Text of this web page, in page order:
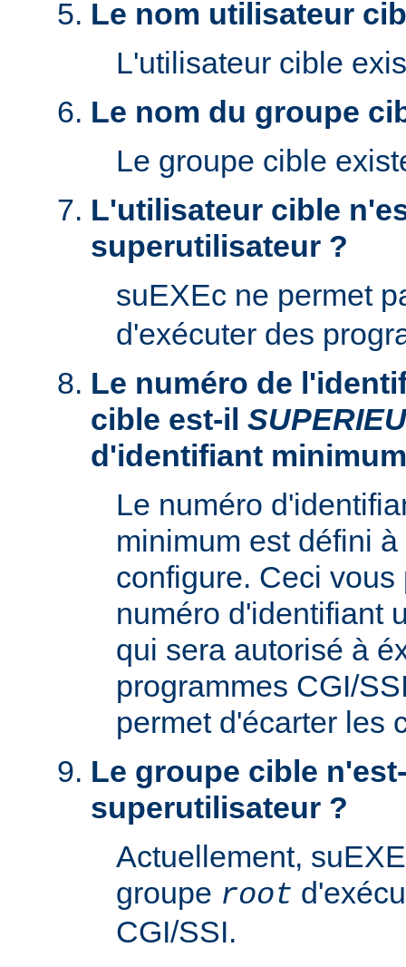
Le nom utilisateur
L'utilisateur cible
Le nom du groupe
Le groupe cible
L'utilisateur cible
superutilisateur ?
suEXEc ne permet
d'exécuter des
Le numéro de
cible est-il
d'identifiant
Le numéro
minimum est défini
configure. Ceci
numéro d'identifiant
qui sera autorisé à
programmes CGI/
permet d'écarter les
Le groupe cible
superutilisateur ?
Actuellement,
groupe root
CGI/SSI.